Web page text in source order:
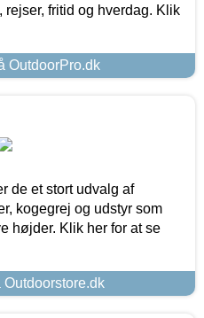
rejser, fritid og hverdag. Klik
OutdoorPro.dk
de et stort udvalg af
kogegrej og udstyr som
højder. Klik her for at se